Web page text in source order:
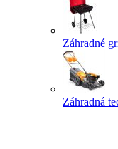
Záhradné
Záhradná